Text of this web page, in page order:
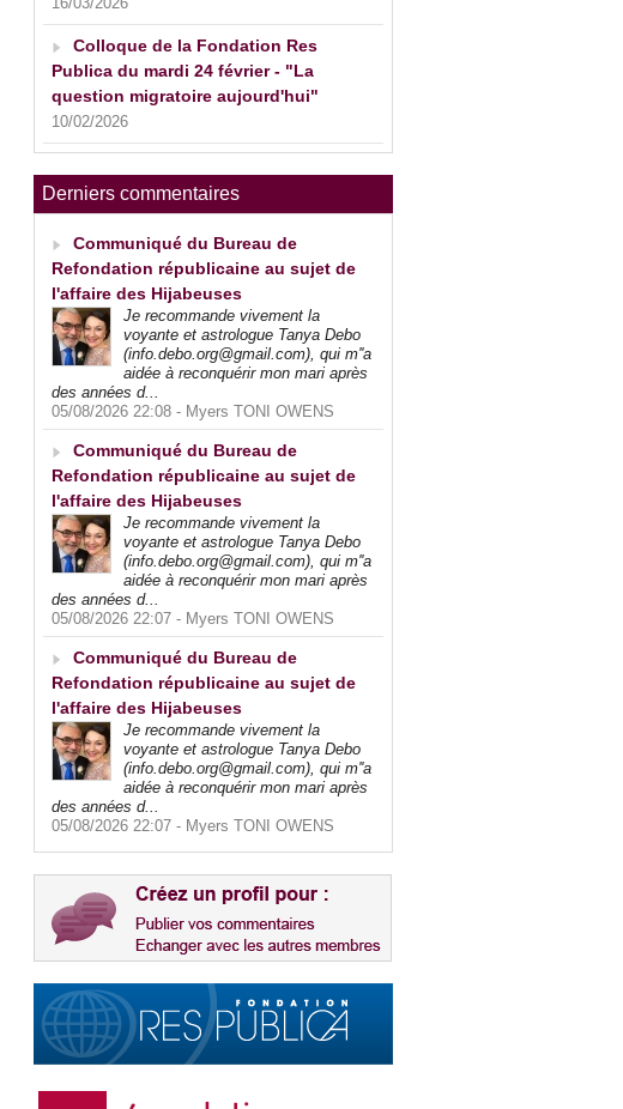
Colloque de la Fondation Res
Publica du mardi 24 février - "La
question migratoire aujourd'hui"
10/02/2026
Derniers commentaires
Communiqué du Bureau de
Refondation républicaine au sujet de
l'affaire des Hijabeuses
Je recommande vivement la
voyante et astrologue Tanya Debo
(info.debo.org@gmail.com), qui m''a
aidée à reconquérir mon mari après
des années d...
05/08/2026 22:08 - Myers TONI OWENS
Communiqué du Bureau de
Refondation républicaine au sujet de
l'affaire des Hijabeuses
Je recommande vivement la
voyante et astrologue Tanya Debo
(info.debo.org@gmail.com), qui m''a
aidée à reconquérir mon mari après
des années d...
05/08/2026 22:07 - Myers TONI OWENS
Communiqué du Bureau de
Refondation républicaine au sujet de
l'affaire des Hijabeuses
Je recommande vivement la
voyante et astrologue Tanya Debo
(info.debo.org@gmail.com), qui m''a
aidée à reconquérir mon mari après
des années d...
05/08/2026 22:07 - Myers TONI OWENS